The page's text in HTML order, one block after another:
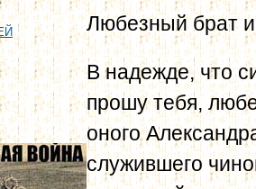
Любезный брат
В надежде, что
прошу тебя,
оного
служившего